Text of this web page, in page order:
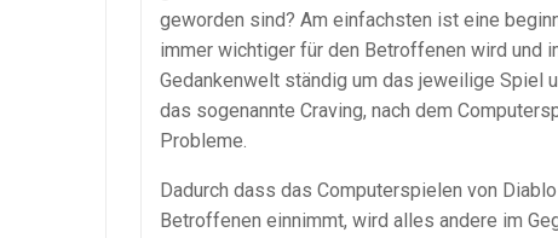
geworden sind? Am einfachsten ist eine
immer wichtiger für den Betroffenen wird und
Gedankenwelt ständig um das jeweilige Spiel
das sogenannte Craving, nach dem
Probleme.
Dadurch dass das Computerspielen von
Betroffenen einnimmt, wird alles andere im